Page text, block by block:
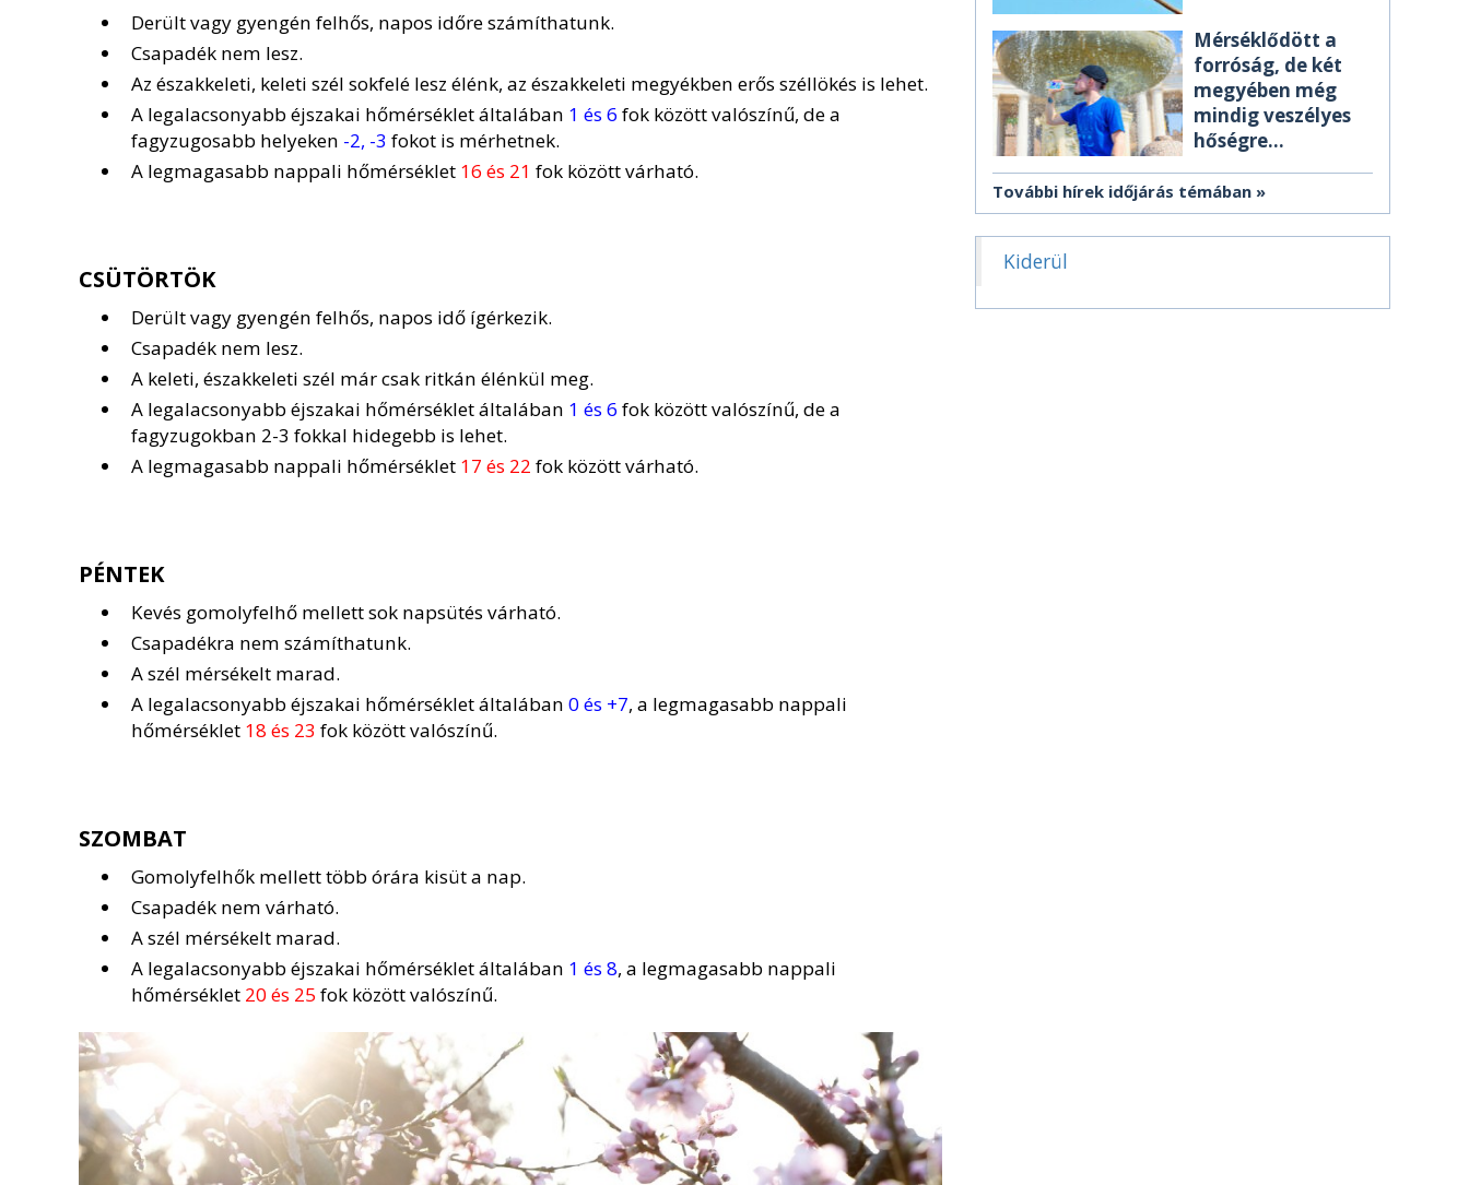
Derült vagy gyengén felhős, napos időre számíthatunk.
Csapadék nem lesz.
Az északkeleti, keleti szél sokfelé lesz élénk, az északkeleti megyékben erős széllökés is lehet.
A legalacsonyabb éjszakai hőmérséklet általában 1 és 6 fok között valószínű, de a
fagyzugosabb helyeken -2, -3 fokot is mérhetnek.
A legmagasabb nappali hőmérséklet 16 és 21 fok között várható.
CSÜTÖRTÖK
Derült vagy gyengén felhős, napos idő ígérkezik.
Csapadék nem lesz.
A keleti, északkeleti szél már csak ritkán élénkül meg.
A legalacsonyabb éjszakai hőmérséklet általában 1 és 6 fok között valószínű, de a
fagyzugokban 2-3 fokkal hidegebb is lehet.
A legmagasabb nappali hőmérséklet 17 és 22 fok között várható.
PÉNTEK
Kevés gomolyfelhő mellett sok napsütés várható.
Csapadékra nem számíthatunk.
A szél mérsékelt marad.
A legalacsonyabb éjszakai hőmérséklet általában 0 és +7, a legmagasabb nappali
hőmérséklet 18 és 23 fok között valószínű.
SZOMBAT
Gomolyfelhők mellett több órára kisüt a nap.
Csapadék nem várható.
A szél mérsékelt marad.
A legalacsonyabb éjszakai hőmérséklet általában 1 és 8, a legmagasabb nappali
hőmérséklet 20 és 25 fok között valószínű.
Mérséklődött a
forróság, de két
megyében még
mindig veszélyes
hőségre
További hírek időjárás témában
Kiderül